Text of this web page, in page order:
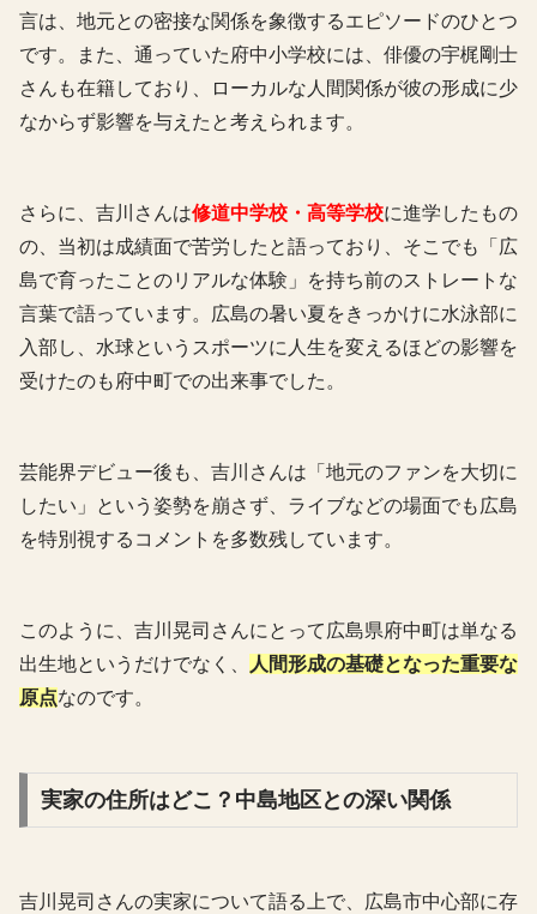
言は、地元との密接な関係を象徴するエピソードのひとつ
です。また、通っていた府中小学校には、俳優の宇梶剛士
さんも在籍しており、ローカルな人間関係が彼の形成に少
なからず影響を与えたと考えられます。
さらに、吉川さんは修道中学校・高等学校に進学したもの
の、当初は成績面で苦労したと語っており、そこでも「広
島で育ったことのリアルな体験」を持ち前のストレートな
言葉で語っています。広島の暑い夏をきっかけに水泳部に
入部し、水球というスポーツに人生を変えるほどの影響を
受けたのも府中町での出来事でした。
芸能界デビュー後も、吉川さんは「地元のファンを大切に
したい」という姿勢を崩さず、ライブなどの場面でも広島
を特別視するコメントを多数残しています。
このように、吉川晃司さんにとって広島県府中町は単なる
出生地というだけでなく、
人間形成の基礎となった重要な
原点なのです。
実家の住所はどこ？中島地区との深い関係
吉川晃司さんの実家について語る上で、広島市中心部に存